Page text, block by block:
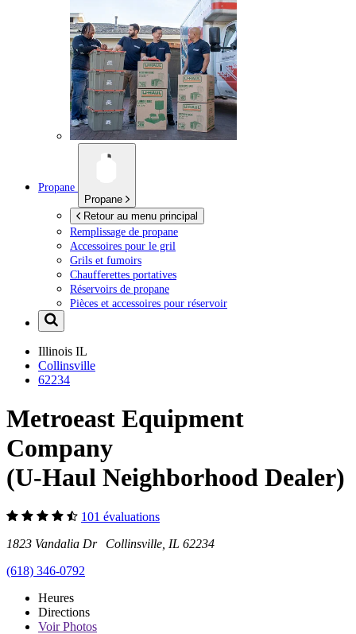
Propane
Propane
Retour au menu principal
Remplissage de propane
Accessoires pour le gril
Grils et fumoirs
Chaufferettes portatives
Réservoirs de propane
Pièces et accessoires pour réservoir
Illinois IL
Collinsville
62234
Metroeast Equipment
Company
(U-Haul Neighborhood Dealer)
101 évaluations
1823 Vandalia Dr Collinsville, IL 62234
(618) 346-0792
Heures
Directions
VoirPhotos